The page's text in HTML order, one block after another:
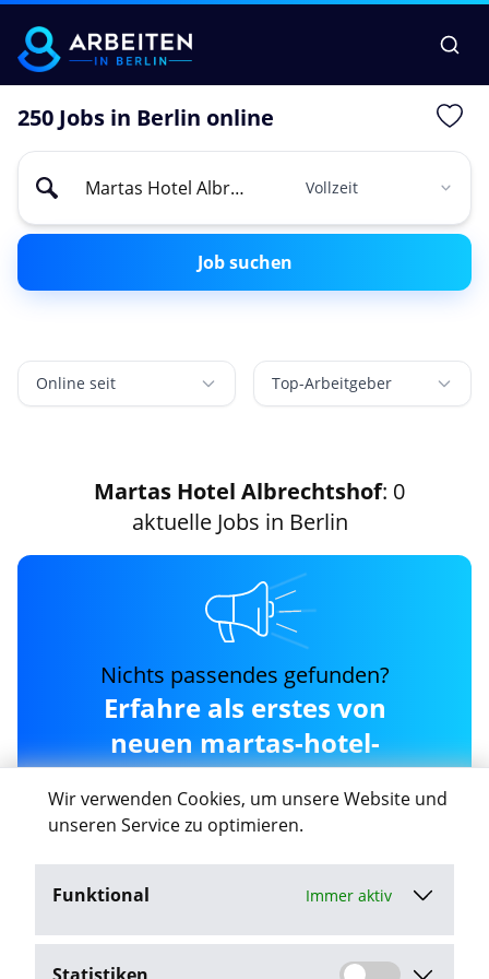
Wir verwenden Cookies, um unsere Website und
unseren Service zu optimieren.
Funktional Immer aktiv
250 Jobs in Berlin online
Job suchen
Online seit Top-Arbeitgeber
Martas Hotel Albrechtshof: 0
aktuelle Jobs in Berlin
Nichts passendes gefunden?
Erfahre als erstes von
neuen martas-hotel-
albrechtshof Jobs in
Berlin